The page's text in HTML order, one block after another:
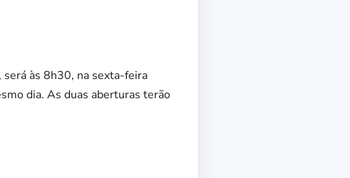
às 8h30, na sexta-feira
dia. As duas aberturas terão